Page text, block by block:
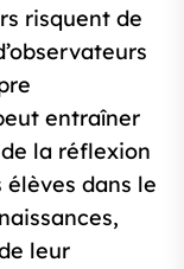
risquent de
entraîner
la réflexion
dans le
leur